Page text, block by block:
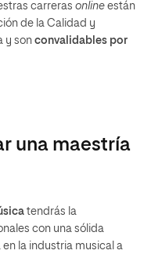
carreras online están
de la Calidad y
y son convalidables por
una maestría
tendrás la
con una sólida
la industria musical a